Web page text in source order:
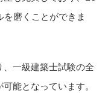
磨くことができま
一級建築士試験の全
能となっています。